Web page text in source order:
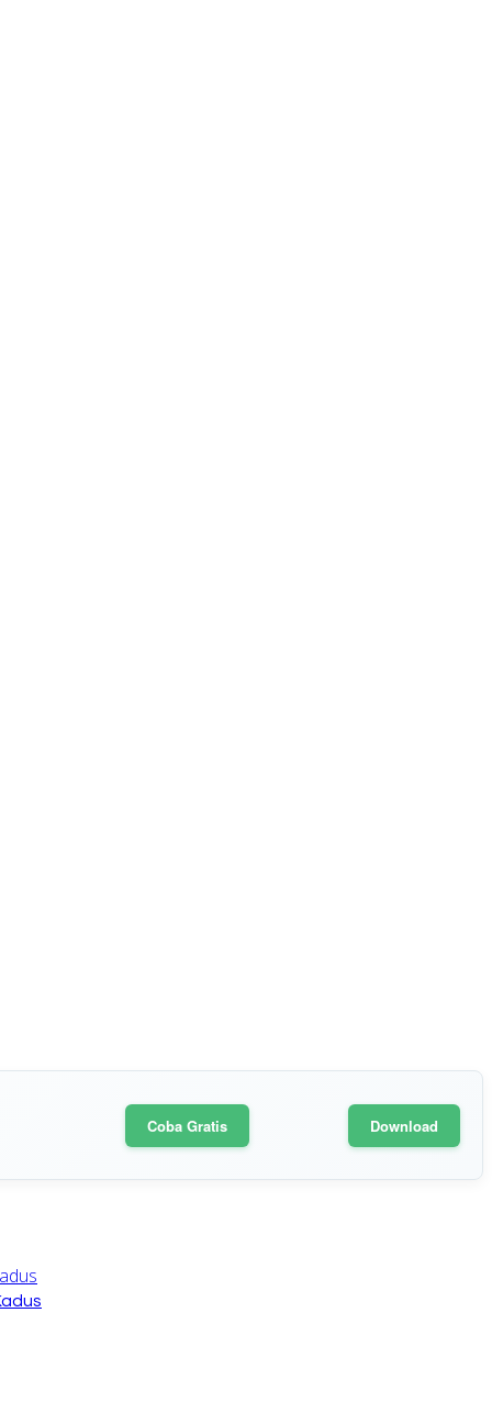
Coba Gratis Download